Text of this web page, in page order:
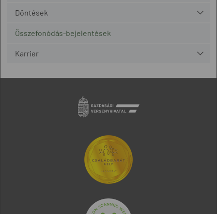
Döntések
Összefonódás-bejelentések
Karrier